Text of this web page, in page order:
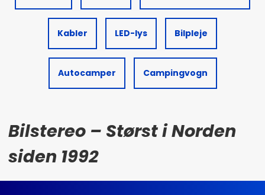
Kabler LED-lys Bilpleje
Autocamper Campingvogn
Bilstereo – Størst i Norden
siden 1992